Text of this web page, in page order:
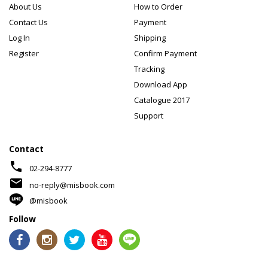
About Us
Contact Us
Log In
Register
How to Order
Payment
Shipping
Confirm Payment
Tracking
Download App
Catalogue 2017
Support
Contact
phone 02-294-8777
mail
no-reply@misbook.com
@misbook
Follow